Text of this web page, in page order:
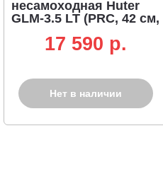
несамоходная Huter
GLM-3.5 LT (PRC, 42 см,
40 л, 19.8 кг)
17 590 p.
Нет в наличии